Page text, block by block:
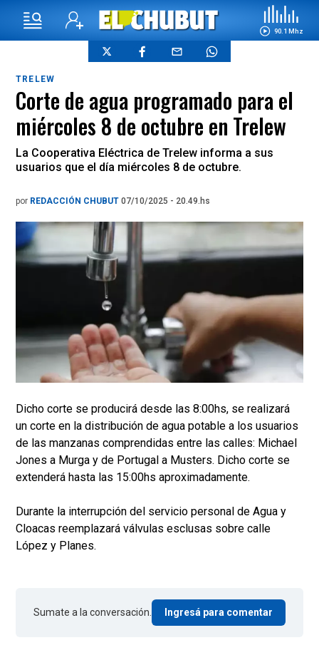
90.1 Mhz
TRELEW
Corte de agua programado para el
miércoles 8 de octubre en Trelew
La Cooperativa Eléctrica de Trelew informa a sus
usuarios que el día miércoles 8 de octubre.
por REDACCIÓN CHUBUT 07/10/2025 - 20.49.hs
Dicho corte se producirá desde las 8:00hs, se realizará
un corte en la distribución de agua potable a los usuarios
de las manzanas comprendidas entre las calles: Michael
Jones a Murga y de Portugal a Musters. Dicho corte se
extenderá hasta las 15:00hs aproximadamente.
Durante la interrupción del servicio personal de Agua y
Cloacas reemplazará válvulas esclusas sobre calle
López y Planes.
Sumate a la conversación. Ingresá para comentar